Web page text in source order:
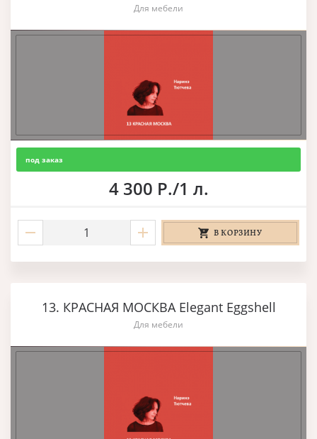
Для мебели
под заказ
4 300 Р./1 л.
В КОРЗИНУ
13. КРАСНАЯ МОСКВА Elegant Eggshell
Для мебели